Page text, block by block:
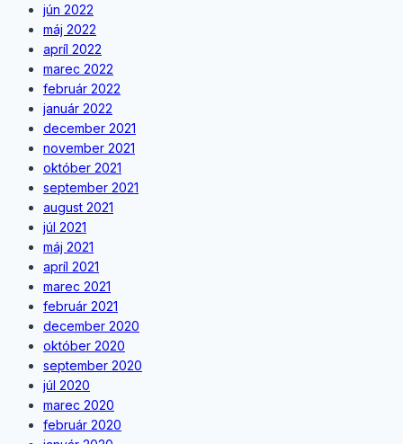
jún 2022
máj 2022
apríl 2022
marec 2022
február 2022
január 2022
december 2021
november 2021
október 2021
september 2021
august 2021
júl 2021
máj 2021
apríl 2021
marec 2021
február 2021
december 2020
október 2020
september 2020
júl 2020
marec 2020
február 2020